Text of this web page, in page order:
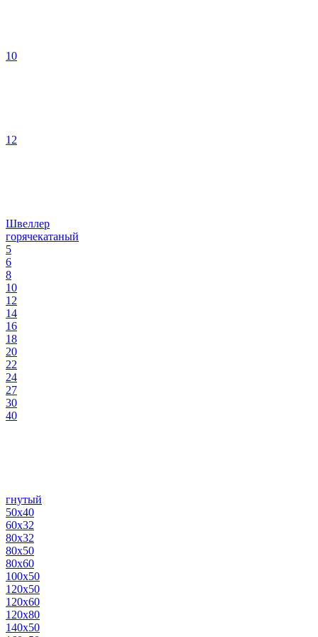
10
12
Швеллер
горячекатаный
5
6
8
10
12
14
16
18
20
22
24
27
30
40
гнутый
50х40
60х32
80х32
80х50
80х60
100х50
120х50
120х60
120х80
140х50